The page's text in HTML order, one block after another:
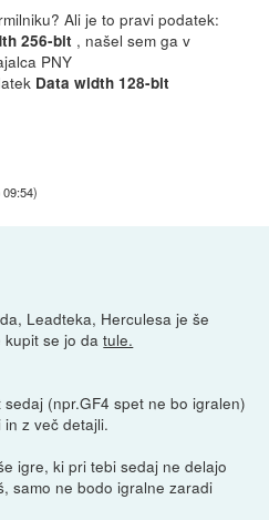
Ali je to pravi podatek:
256-bit , našel sem ga v
PNY
Data width 128-bit
09:54)
Leadteka, Herculesa je še
kupit se jo datule.
(npr.GF4 spet ne bo igralen)
z več detajli.
igre, ki pri tebi sedaj ne delajo
samo ne bodo igralne zaradi